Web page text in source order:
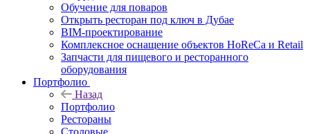
Обучение для поваров
Открыть ресторан под ключ в Дубае
BIM-проектирование
Комплексное оснащение объектов HoReCa и Retail
Запчасти для пищевого и ресторанного
оборудования
Портфолио
Назад
Портфолио
Рестораны
Столовые